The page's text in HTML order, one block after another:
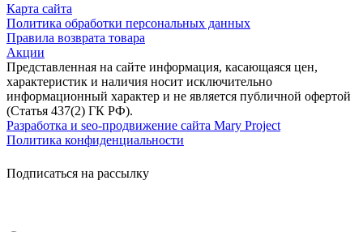
Карта сайта
Политика обработки персональных данных
Правила возврата товара
Акции
Представленная на сайте информация, касающаяся цен,
характеристик и наличия носит исключительно
информационный характер и не является публичной офертой
(Статья 437(2) ГК РФ).
Разработка и seo-продвижение сайта Mary Project
Политика конфиденциальности
Подписаться на рассылку